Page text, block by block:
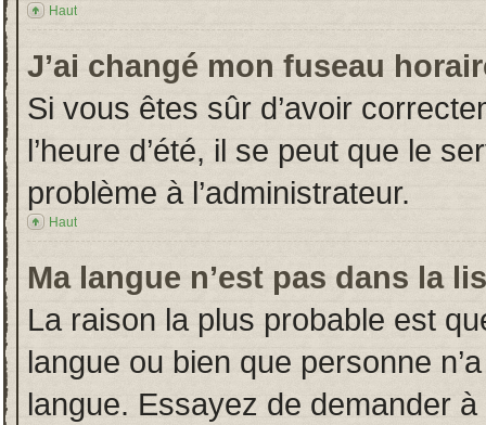
Haut
J’ai changé mon fuseau
Si vous êtes sûr d’avoir
l’heure d’été, il se peut que le
problème à l’administrateur.
Haut
Ma langue n’est pas dans la
La raison la plus probable est
langue ou bien que personne
langue. Essayez de demander à